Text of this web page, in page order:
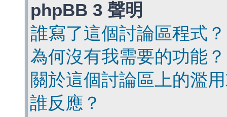
phpBB 3 聲明
誰寫了這個討論區程式？
為何沒有我需要的功能？
關於這個討論區上的濫
誰反應？